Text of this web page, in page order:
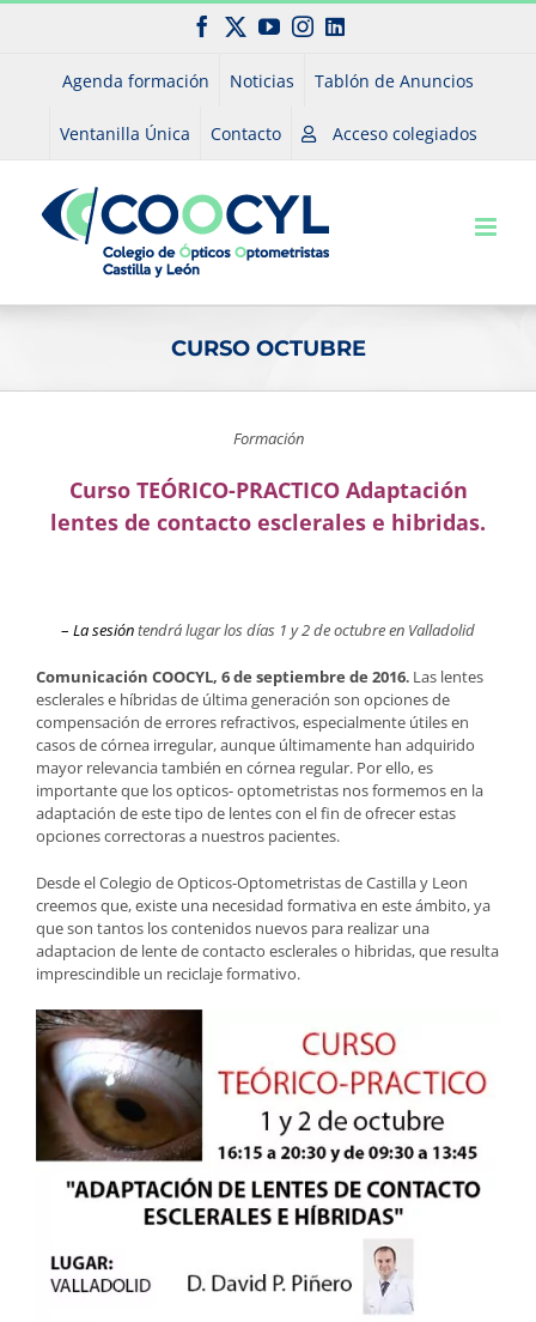
Saltar
Facebook
X YouTubeInstagram
LinkedIn
Agenda formación Noticias Tablón de Anuncios
Ventanilla Única Contacto Acceso colegiados
CURSO OCTUBRE
Formación
Curso TEÓRICO-PRACTICO Adaptación
lentes de contacto esclerales e hibridas.
– La sesióntendrá lugar los días 1 y 2 de octubre en Valladolid
Comunicación COOCYL, 6 de septiembre de 2016. ­ Las lentes
esclerales e híbridas de última generación son opciones de
compensación de errores refractivos, especialmente útiles en
casos de córnea irregular, aunque últimamente han adquirido
mayor relevancia también en córnea regular. Por ello, es
importante que los opticos- optometristas nos formemos en la
adaptación de este tipo de lentes con el fin de ofrecer estas
opciones correctoras a nuestros pacientes.
Desde el Colegio de Opticos-Optometristas de Castilla y Leon
creemos que, existe una necesidad formativa en este ámbito, ya
que son tantos los contenidos nuevos para realizar una
adaptacion de lente de contacto esclerales o hibridas, que resulta
imprescindible un reciclaje formativo.